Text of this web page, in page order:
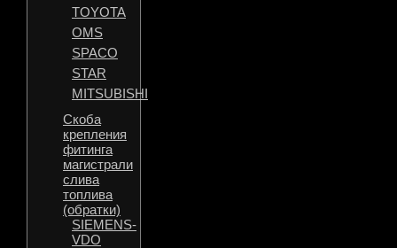
TOYOTA
OMS
SPACO
STAR
MITSUBISHI
Скоба
крепления
фитинга
магистрали
слива
топлива
(обратки)
SIEMENS-
VDO